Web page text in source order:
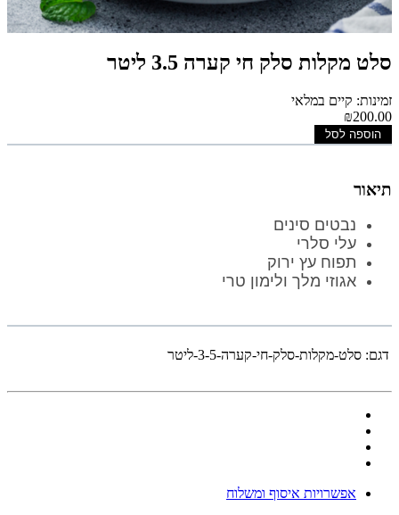
סלט מקלות סלק חי קערה 3.5 ליטר
זמינות: קיים במלאי
₪200.00
הוספה לסל
תיאור
נבטים סינים
עלי סלרי
תפוח עץ ירוק
אגוזי מלך ולימון טרי
דגם: סלט-מקלות-סלק-חי-קערה-3-5-ליטר
אפשרויות איסוף ומשלוח